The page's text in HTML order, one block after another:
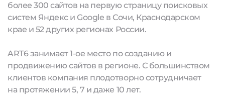
более 300 сайтов на первую страницу поисковых
систем Яндекс и Google в Сочи, Краснодарском
крае и 52 других регионах России.
ART6 занимает 1-ое место по созданию и
продвижению сайтов в регионе. С большинством
клиентов компания плодотворно сотрудничает
на протяжении 5, 7 и даже 10 лет.